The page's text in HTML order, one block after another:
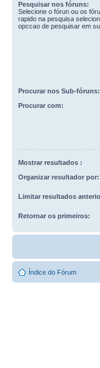
Pesquisar nos fóruns:
Selecione o fórun ou os
rapido na pesquisa
opccao de pesquisar em
Procurar nos Sub-fóruns:
Procurar com:
Mostrar resultados :
Organizar resultador por:
Limitar resultados
Retornar os primeiros:
Índice do Fórum